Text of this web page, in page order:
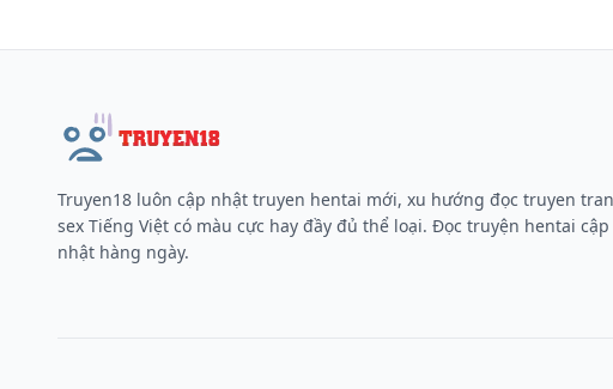
Truyen18 luôn cập nhật truyen hentai mới, xu hướng đọc truyen
sex Tiếng Việt có màu cực hay đầy đủ thể loại. Đọc truyện hentai cập
nhật hàng ngày.